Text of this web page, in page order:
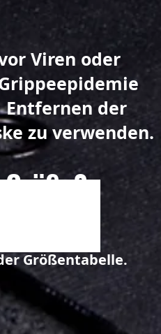
Viren oder
der
zu verwenden.
Größentabelle.